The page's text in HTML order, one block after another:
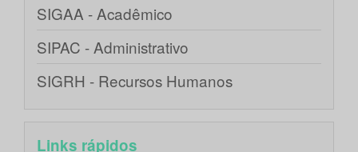
SIGAA - Acadêmico
SIPAC - Administrativo
SIGRH - Recursos Humanos
Links rápidos